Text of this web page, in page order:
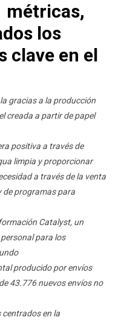
métricas,
los
clave en el
gracias a la producción
creada a partir de papel
positiva a través de
limpia y proporcionar
a través de la venta
de programas para
Catalyst, un
para los
producido por envíos
43.776 nuevos envíos no
en la